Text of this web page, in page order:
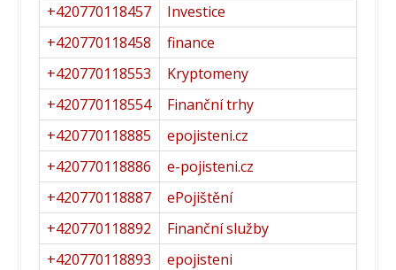
+420770118457
Investice
+420770118458
finance
+420770118553
Kryptomeny
+420770118554
Finanční trhy
+420770118885
epojisteni.cz
+420770118886
e-pojisteni.cz
+420770118887
ePojištění
+420770118892
Finanční služby
+420770118893
epojisteni